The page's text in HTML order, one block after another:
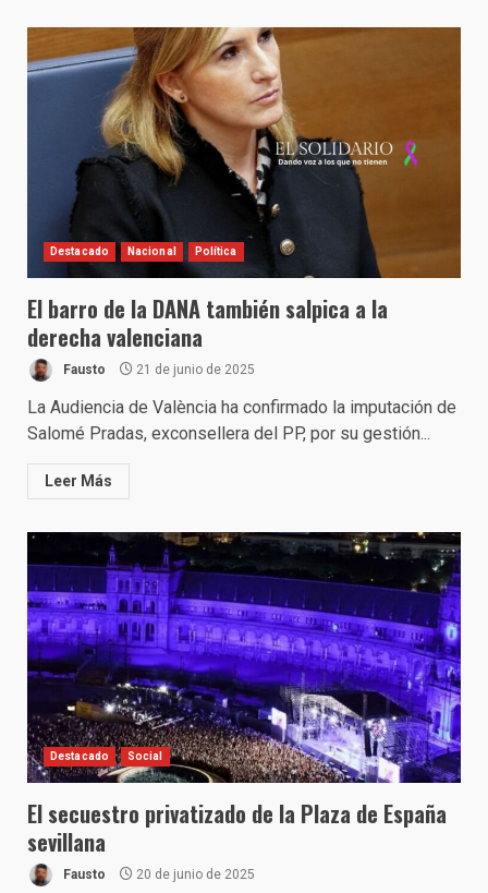
Destacado Nacional Política
El barro de la DANA también salpica a la
derecha valenciana
Fausto 21 de junio de 2025
La Audiencia de València ha confirmado la imputación de
Salomé Pradas, exconsellera del PP, por su gestión...
Leer Más
Destacado Social
El secuestro privatizado de la Plaza de España
sevillana
Fausto 20 de junio de 2025